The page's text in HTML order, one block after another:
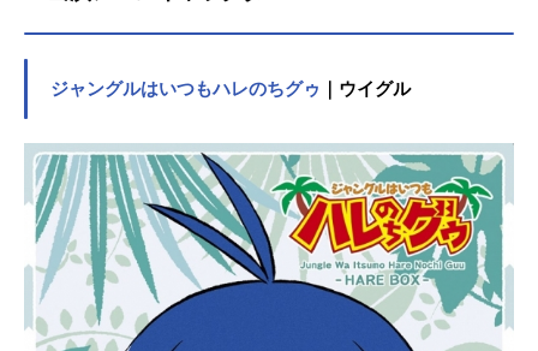
ジャングルはいつもハレのちグゥ ｜ウイグル